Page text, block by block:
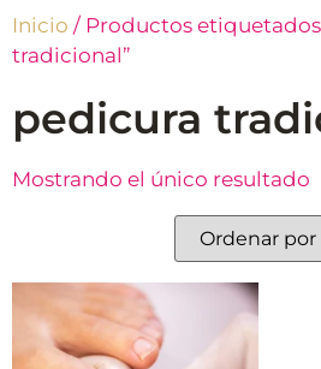
Inicio / Productos
tradicional”
pedicura
Mostrando el único resultado